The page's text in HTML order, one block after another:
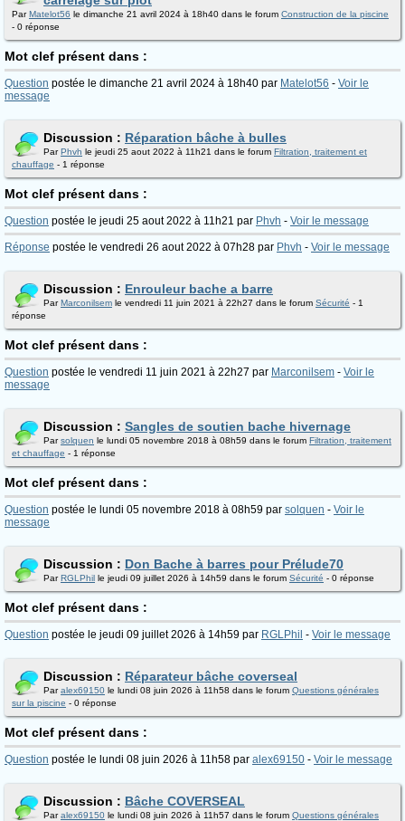
ParMatelot56 le dimanche 21 avril 2024 à 18h40 dans le forum Construction de la piscine
- 0 réponse
Mot clef présent dans :
Question postée le dimanche 21 avril 2024 à 18h40 par Matelot56 - Voir le
message
Discussion : Réparation bâche à bulles
ParPhvh le jeudi 25 aout 2022 à 11h21 dans le forum Filtration, traitement et
chauffage - 1 réponse
Mot clef présent dans :
Question postée le jeudi 25 aout 2022 à 11h21 par Phvh - Voir le message
Réponse postée le vendredi 26 aout 2022 à 07h28 par Phvh - Voir le message
Discussion : Enrouleur bache a barre
ParMarconilsem le vendredi 11 juin 2021 à 22h27 dans le forum Sécurité - 1
réponse
Mot clef présent dans :
Question postée le vendredi 11 juin 2021 à 22h27 par Marconilsem - Voir le
message
Discussion : Sangles de soutien bache hivernage
Parsolquen le lundi 05 novembre 2018 à 08h59 dans le forum Filtration, traitement
et chauffage - 1 réponse
Mot clef présent dans :
Question postée le lundi 05 novembre 2018 à 08h59 par solquen - Voir le
message
Discussion : Don Bache à barres pour Prélude70
ParRGLPhil le jeudi 09 juillet 2026 à 14h59 dans le forum Sécurité - 0 réponse
Mot clef présent dans :
Question postée le jeudi 09 juillet 2026 à 14h59 par RGLPhil - Voir le message
Discussion : Réparateur bâche coverseal
Paralex69150 le lundi 08 juin 2026 à 11h58 dans le forum Questions générales
sur la piscine - 0 réponse
Mot clef présent dans :
Question postée le lundi 08 juin 2026 à 11h58 par alex69150 - Voir le message
Discussion : Bâche COVERSEAL
Paralex69150 le lundi 08 juin 2026 à 11h57 dans le forum Questions générales